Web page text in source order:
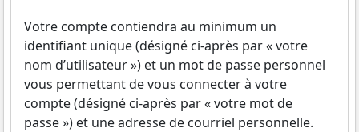
Votre compte contiendra au minimum un
identifiant unique (désigné ci-après par « votre
nom d’utilisateur ») et un mot de passe personnel
vous permettant de vous connecter à votre
compte (désigné ci-après par « votre mot de
passe ») et une adresse de courriel personnelle.